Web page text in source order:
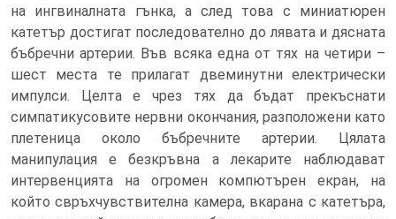
на ингвиналната гънка, а след това с миниатюрен
катетър достигат последователно до лявата и дясната
бъбречни артерии. Във всяка една от тях на четири –
шест места те прилагат двеминутни електрически
импулси. Целта е чрез тях да бъдат прекъснати
симпатикусовите нервни окончания, разположени като
плетеница около бъбречните артерии. Цялата
манипулация е безкръвна а лекарите наблюдават
интервенцията на огромен компютърен екран, на
който свръхчувствителна камера, вкарана с катетъра,